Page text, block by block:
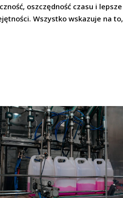
oszczędność czasu i lepsze
Wszystko wskazuje na to,